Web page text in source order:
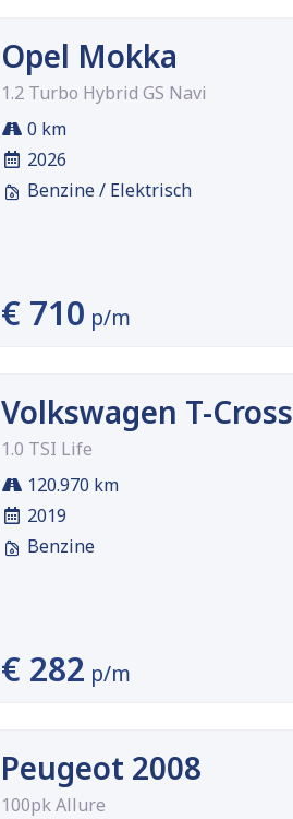
Opel Mokka
1.2 Turbo Hybrid GS Navi
0 km
2026
Benzine / Elektrisch
€ 710 p/m
Volkswagen T-Cross
1.0 TSI Life
120.970 km
2019
Benzine
€ 282 p/m
Peugeot 2008
100pk Allure